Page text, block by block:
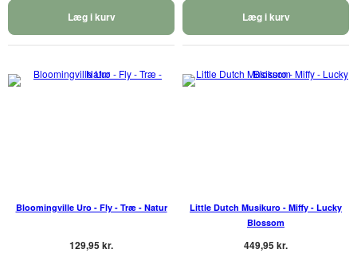
Læg i kurv Læg i kurv
Bloomingville Uro - Fly - Træ - Natur
129,95 kr.
Little Dutch Musikuro - Miffy - Lucky
Blossom
449,95 kr.